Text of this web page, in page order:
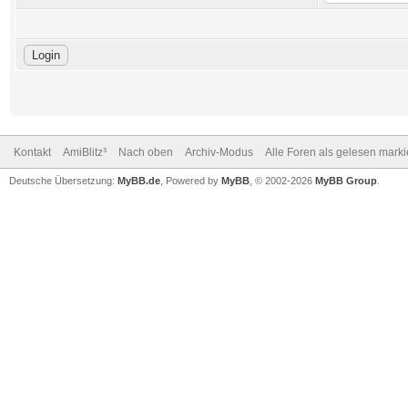
Kontakt AmiBlitz³ Nach oben Archiv-Modus Alle Foren als gelesen
Deutsche Übersetzung: MyBB.de , Powered by MyBB , © 2002-2026 MyBB Group